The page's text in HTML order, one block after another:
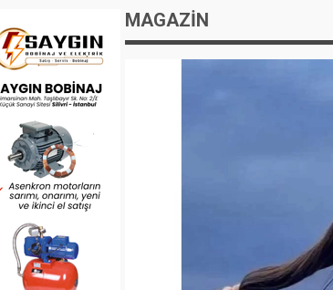
MAGAZİN